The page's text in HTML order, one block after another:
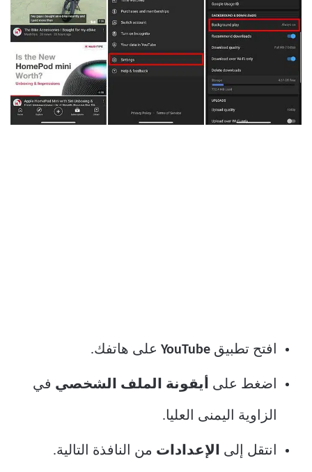
افتح تطبيق YouTube على هاتفك.
اضغط على أيقونة الملف الشخصي في
الزاوية اليمنى العليا.
انتقل إلى الإعدادات من النافذة التالية.